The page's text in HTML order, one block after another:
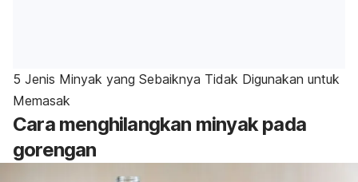
5 Jenis Minyak yang Sebaiknya Tidak Digunakan untuk
Memasak
Cara menghilangkan minyak pada
gorengan